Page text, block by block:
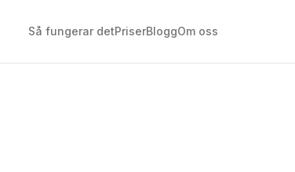
Så fungerar detPriserBloggOm oss